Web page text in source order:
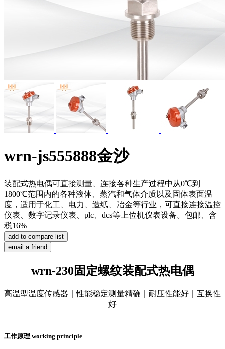
wrn-js555888金沙
装配式热电偶可直接测量、连接各种生产过程中从0℃到
1800℃范围内的各种液体、蒸汽和气体介质以及固体表面温
度，适用于化工、电力、造纸、冶金等行业，可直接连接温控
仪表、数字记录仪表、plc、dcs等上位机仪表设备。包邮、含
税16%
wrn-230固定螺纹装配式热电偶
高温型温度传感器｜性能稳定测量精确｜耐压性能好｜互换性
好
工作原理 working principle